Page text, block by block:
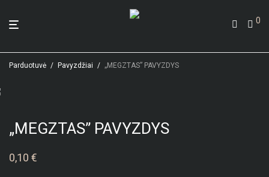
0
Parduotuvė / Pavyzdžiai / „MEGZTAS” PAVYZDYS
„MEGZTAS” PAVYZDYS
0,10 €